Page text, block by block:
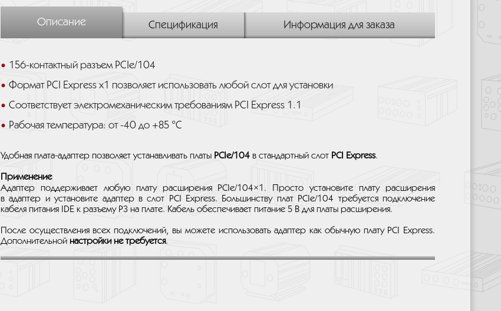
Описание Спецификация Информация для заказа
156-контактный разъем PCIe/104
Формат PCI Express x1 позволяет использовать любой слот для установки
Соответствует электромеханическим требованиям PCI Express 1.1
Рабочая температура: от -40 до +85 °C
Удобная плата-адаптер позволяет устанавливать платы PCIe/104 в стандартный слот PCI Express.
Применение
Адаптер поддерживает любую плату расширения PCIe/104×1. Просто установите плату расширения
в адаптер и установите адаптер в слот PCI Express. Большинству плат PCIe/104 требуется подключение
кабеля питания IDE к разъему P3 на плате. Кабель обеспечивает питание 5 В для платы расширения.
После осуществления всех подключений, вы можете использовать адаптер как обычную плату PCI Express.
Дополнительной настройки не требуется.